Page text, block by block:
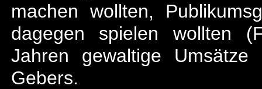
machen wollten,
dagegen spielen wollten
Jahren gewaltige Umsätze
Gebers.